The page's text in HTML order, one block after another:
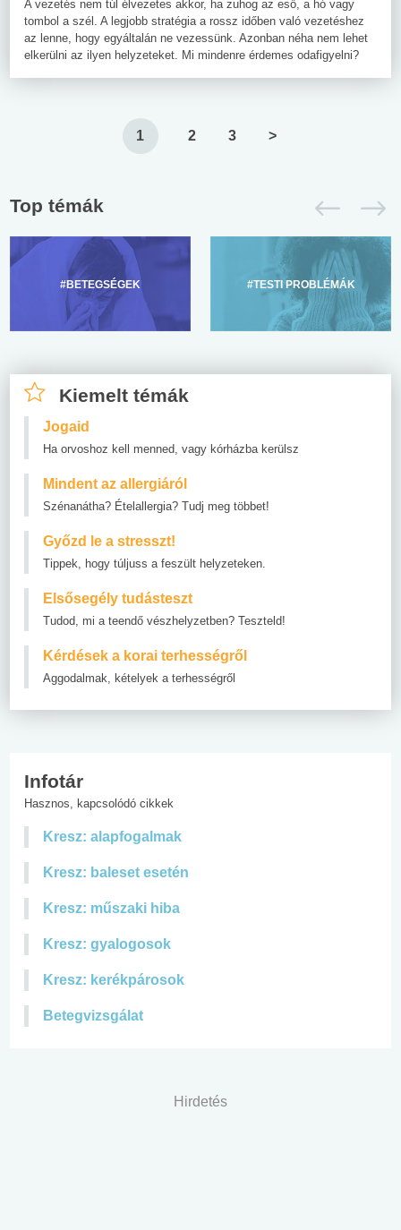
A vezetés nem túl élvezetes akkor, ha zuhog az eső, a hó vagy
tombol a szél. A legjobb stratégia a rossz időben való vezetéshez
az lenne, hogy egyáltalán ne vezessünk. Azonban néha nem lehet
elkerülni az ilyen helyzeteket. Mi mindenre érdemes odafigyelni?
1 2 3 >
Top témák
#BETEGSÉGEK #TESTI PROBLÉMÁK
Kiemelt témák
Jogaid
Ha orvoshoz kell menned, vagy kórházba kerülsz
Mindent az allergiáról
Szénanátha? Ételallergia? Tudj meg többet!
Győzd le a stresszt!
Tippek, hogy túljuss a feszült helyzeteken.
Elsősegély tudásteszt
Tudod, mi a teendő vészhelyzetben? Teszteld!
Kérdések a korai terhességről
Aggodalmak, kételyek a terhességről
Infotár
Hasznos, kapcsolódó cikkek
Kresz: alapfogalmak
Kresz: baleset esetén
Kresz: műszaki hiba
Kresz: gyalogosok
Kresz: kerékpárosok
Betegvizsgálat
Hirdetés